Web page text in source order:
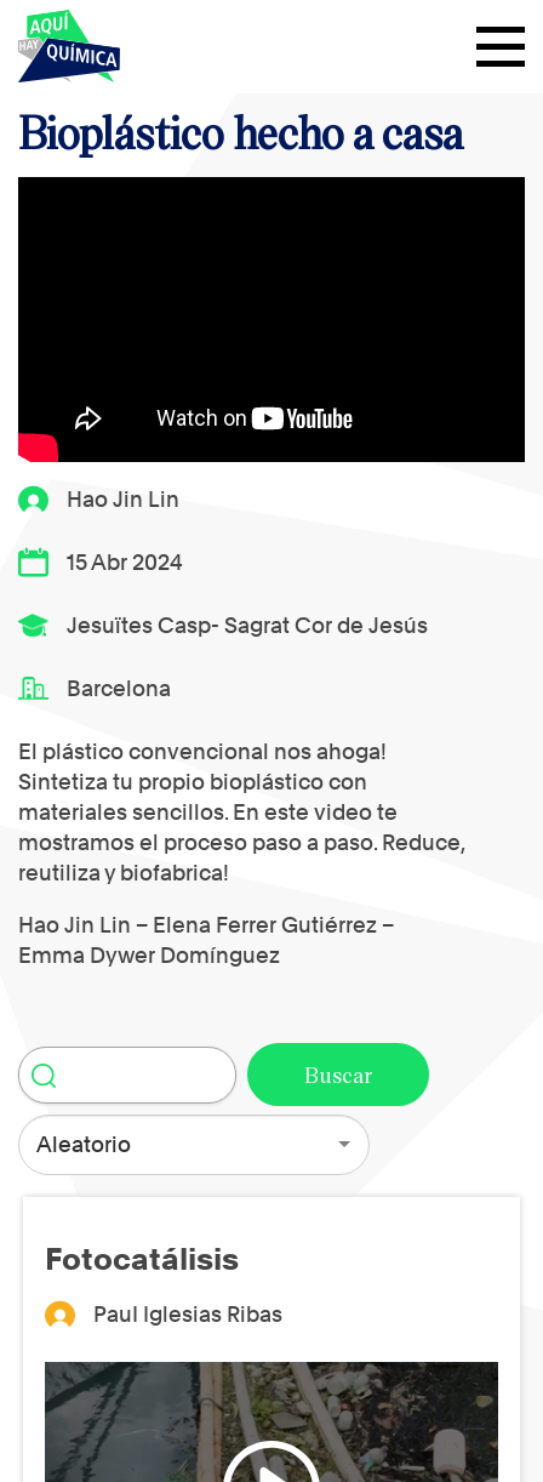
Hao Jin Lin
15 Abr 2024
Jesuïtes Casp- Sagrat Cor de Jesús
Barcelona
El plástico convencional nos ahoga!
Sintetiza tu propio bioplástico con
materiales sencillos. En este video te
mostramos el proceso paso a paso. Reduce,
reutiliza y biofabrica!
Hao Jin Lin – Elena Ferrer Gutiérrez –
Emma Dywer Domínguez
Bioplástico hecho a casa
Aleatorio
Fotocatálisis
PauI Iglesias Ribas